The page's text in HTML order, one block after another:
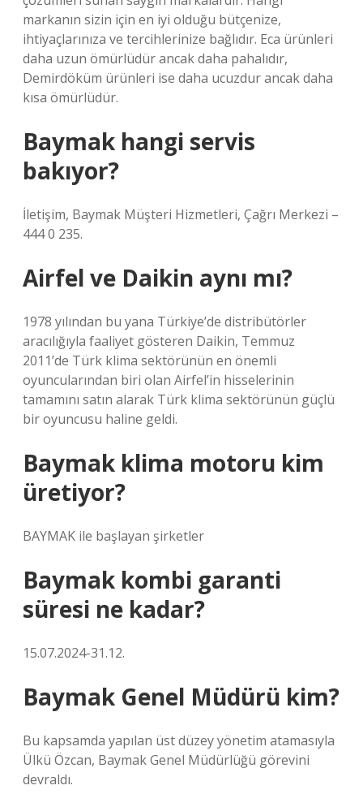
markanın sizin için en iyi olduğu bütçenize,
ihtiyaçlarınıza ve tercihlerinize bağlıdır. Eca ürünleri
daha uzun ömürlüdür ancak daha pahalıdır,
Demirdöküm ürünleri ise daha ucuzdur ancak daha
kısa ömürlüdür.
Baymak hangi servis
bakıyor?
İletişim, Baymak Müşteri Hizmetleri, Çağrı Merkezi –
444 0 235.
Airfel ve Daikin aynı mı?
1978 yılından bu yana Türkiye’de distribütörler
aracılığıyla faaliyet gösteren Daikin, Temmuz
2011’de Türk klima sektörünün en önemli
oyuncularından biri olan Airfel’in hisselerinin
tamamını satın alarak Türk klima sektörünün güçlü
bir oyuncusu haline geldi.
Baymak klima motoru kim
üretiyor?
BAYMAK ile başlayan şirketler
Baymak kombi garanti
süresi ne kadar?
15.07.2024-31.12.
Baymak Genel Müdürü kim?
Bu kapsamda yapılan üst düzey yönetim atamasıyla
Ülkü Özcan, Baymak Genel Müdürlüğü görevini
devraldı.